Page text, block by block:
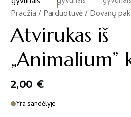
Pradžia/Parduotuvė/Dovanų
/
Atvirukas iš
„Animalium”
2,00 €
Yra sandėlyje